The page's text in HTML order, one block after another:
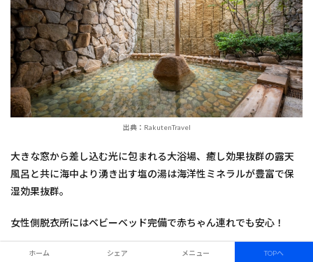
出典：RakutenTravel
大きな窓から差し込む光に包まれる大浴場、癒し効果抜群の露天
風呂と共に海中より湧き出す塩の湯は海洋性ミネラルが豊富で保
湿効果抜群。
女性側脱衣所にはベビーベッド完備で赤ちゃん連れでも安心！
フェイスタオルを完備しているので常に清潔なタオルをご利用い
ホーム シェア メニュー TOPへ